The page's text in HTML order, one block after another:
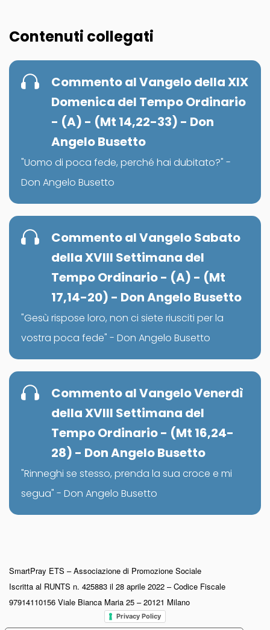
Contenuti collegati
Commento al Vangelo della XIX
Domenica del Tempo Ordinario
- (A) - (Mt 14,22-33) - Don
Angelo Busetto
"Uomo di poca fede, perché hai dubitato?" -
Don Angelo Busetto
Commento al Vangelo Sabato
della XVIII Settimana del
Tempo Ordinario - (A) - (Mt
17,14-20) - Don Angelo Busetto
"Gesù rispose loro, non ci siete riusciti per la
vostra poca fede" - Don Angelo Busetto
Commento al Vangelo Venerdì
della XVIII Settimana del
Tempo Ordinario - (Mt 16,24-
28) - Don Angelo Busetto
"Rinneghi se stesso, prenda la sua croce e mi
segua" - Don Angelo Busetto
SmartPray ETS – Associazione di Promozione Sociale
Iscritta al RUNTS n. 425883 il 28 aprile 2022 – Codice Fiscale
97914110156 Viale Bianca Maria 25 – 20121 Milano
Privacy Policy